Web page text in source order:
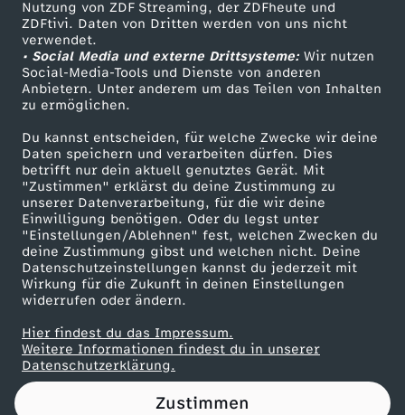
Nutzung von ZDF Streaming, der ZDFheute und
ZDFtivi. Daten von Dritten werden von uns nicht
verwendet.
• Social Media und externe Drittsysteme:Wir nutzen
Social-Media-Tools und Dienste von anderen
Anbietern. Unter anderem um das Teilen von Inhalten
zu ermöglichen.
Du kannst entscheiden, für welche Zwecke wir deine
Daten speichern und verarbeiten dürfen. Dies
betrifft nur dein aktuell genutztes Gerät. Mit
"Zustimmen" erklärst du deine Zustimmung zu
unserer Datenverarbeitung, für die wir deine
Einwilligung benötigen. Oder du legst unter
"Einstellungen/Ablehnen" fest, welchen Zwecken du
deine Zustimmung gibst und welchen nicht. Deine
Datenschutzeinstellungen kannst du jederzeit mit
Wirkung für die Zukunft in deinen Einstellungen
widerrufen oder ändern.
Hier findest du das Impressum.
Weitere Informationen findest du in unserer
Datenschutzerklärung.
Zustimmen
k
o
:
V
e
r
s
c
h
ZDF Unternehmen
Karriere
ZDF goes Schule
Werbefernsehen
Mainzelmännchen
Partner